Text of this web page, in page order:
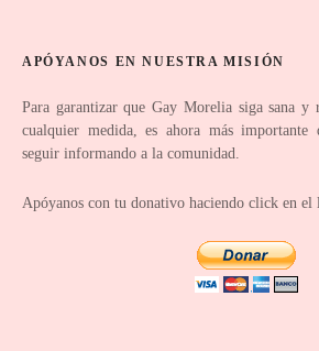
r
a
d
a
APÓYANOS EN NUESTRA MISIÓN
Para garantizar que Gay Morelia siga sana y
cualquier medida, es ahora más importante
seguir informando a la comunidad.
Apóyanos con tu donativo haciendo click en el